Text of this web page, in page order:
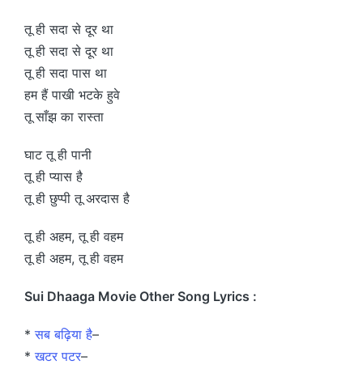
तू ही सदा से दूर था
तू ही सदा से दूर था
तू ही सदा पास था
हम हैं पाखी भटके हुवे
तू साँझ का रास्ता
घाट तू ही पानी
तू ही प्यास है
तू ही छुप्पी तू अरदास है
तू ही अहम, तू ही वहम
तू ही अहम, तू ही वहम
Sui Dhaaga Movie Other Song Lyrics :
*सब बढ़िया है–
*खटर पटर–